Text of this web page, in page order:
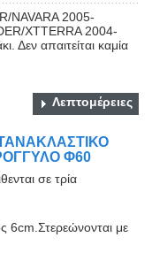
NAVARA 2005-
XTTERRA 2004-
Δεν απαιτείται καμία
Λεπτομέρειες
Φ60
σε τρία
6cm.Στερεώνονται με